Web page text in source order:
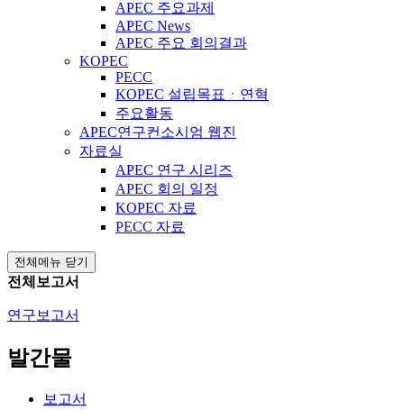
APEC 주요과제
APEC News
APEC 주요 회의결과
KOPEC
PECC
KOPEC 설립목표ㆍ연혁
주요활동
APEC연구컨소시엄 웹진
자료실
APEC 연구 시리즈
APEC 회의 일정
KOPEC 자료
PECC 자료
전체메뉴 닫기
전체보고서
연구보고서
발간물
보고서